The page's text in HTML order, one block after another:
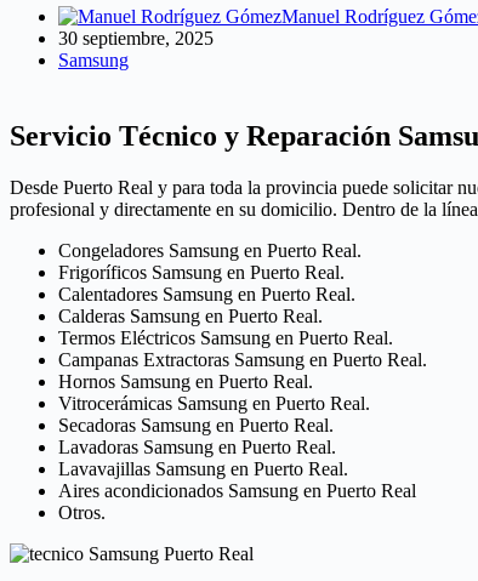
Manuel Rodríguez
30 septiembre, 2025
Samsung
Servicio Técnico y Reparación
Desde Puerto Real y para toda la provincia puede solicitar
profesional y directamente en su domicilio. Dentro de la
Congeladores Samsung en Puerto Real.
Frigoríficos Samsung en Puerto Real.
Calentadores Samsung en Puerto Real.
Calderas Samsung en Puerto Real.
Termos Eléctricos Samsung en Puerto Real.
Campanas Extractoras Samsung en Puerto Real.
Hornos Samsung en Puerto Real.
Vitrocerámicas Samsung en Puerto Real.
Secadoras Samsung en Puerto Real.
Lavadoras Samsung en Puerto Real.
Lavavajillas Samsung en Puerto Real.
Aires acondicionados Samsung en Puerto Real
Otros.